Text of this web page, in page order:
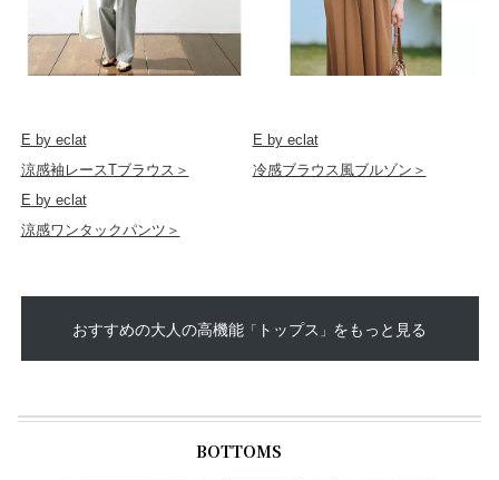
E by eclat
涼感袖レースTブラウス＞
E by eclat
涼感ワンタックパンツ＞
E by eclat
冷感ブラウス風ブルゾン＞
おすすめの大人の高機能 「 トップス 」 をもっと見る
BOTTOMS